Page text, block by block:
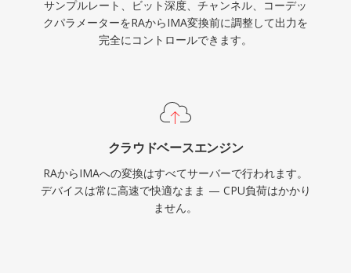
サンプルレート、ビット深度、チャンネル、コーデッ
クパラメーターをRAからIMA変換前に調整して出力を
完全にコントロールできます。
クラウドベースエンジン
RAからIMAへの変換はすべてサーバーで行われます。
デバイスは常に高速で快適なまま — CPU負荷はかかり
ません。